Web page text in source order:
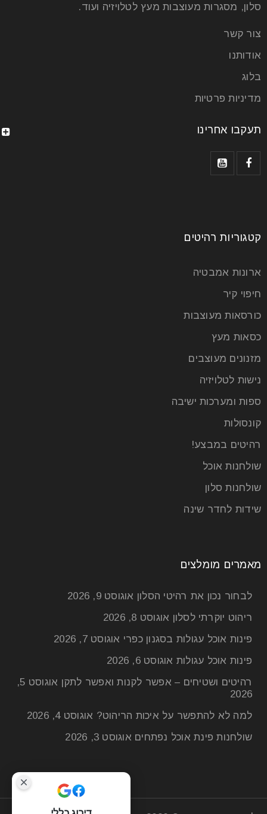
סלון, מסגרות מעוצבות מעץ לטלויזיה ועוד.
צור קשר
אודותנו
בלוג
מדיניות פרטיות
תעקבו אחרינו
קטגוריות רהיטים
ארונות אמבטיה
חיפוי קיר
כורסאות מעוצבות
כסאות מעץ
מזנונים מעוצבים
נישות לטלויזיה
ספות ומערכות ישיבה
קונסולות
רהיטים במבצע!
שולחנות אוכל
שולחנות סלון
שידות לחדר שינה
מאמרים מומלצים
לבחור נכון את רהיטי הסלון אוגוסט 9, 2026
ריהוט יוקרתי לסלון אוגוסט 8, 2026
פינות אוכל עגולות בסגנון כפרי אוגוסט 7, 2026
פינות אוכל עגולות אוגוסט 6, 2026
רהיטים ושטיחים – אפשר לקנות ואפשר לתקן
אוגוסט 5,
2026
למה לא להתפשר על איכות הריהוט? אוגוסט 4, 2026
שולחנות פינת אוכל נפתחים אוגוסט 3, 2026